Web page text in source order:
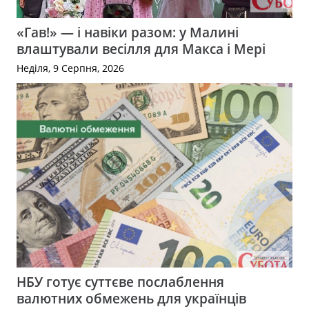
«Гав!» — і навіки разом: у Малині
влаштували весілля для Макса і Мері
Неділя, 9 Серпня, 2026
НБУ готує суттєве послаблення
валютних обмежень для українців